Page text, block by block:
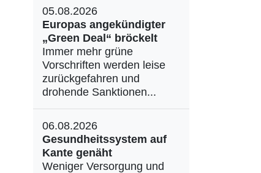
05.08.2026
Europas angekündigter
„Green Deal“ bröckelt
Immer mehr grüne
Vorschriften werden leise
zurückgefahren und
drohende Sanktionen...
06.08.2026
Gesundheitssystem auf
Kante genäht
Weniger Versorgung und